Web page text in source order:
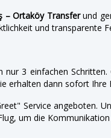
– Ortaköy Transferund
und transparente
3 einfachen
erhalten dann sofort Ihre
Service angeboten.
um die